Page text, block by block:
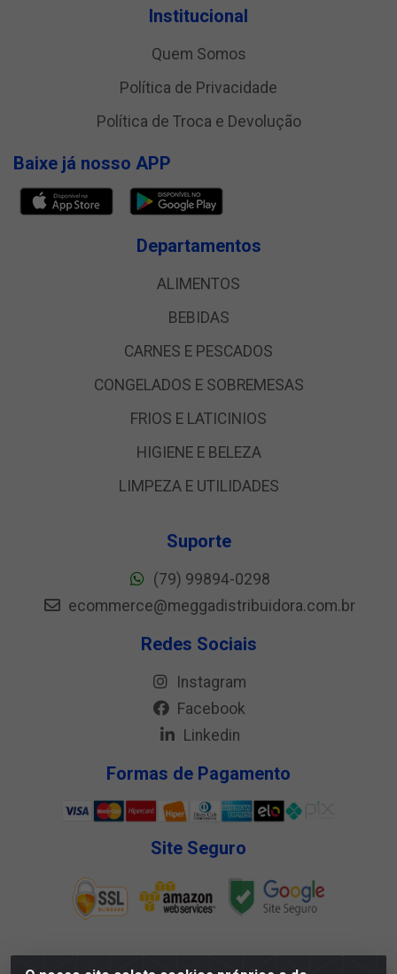
Institucional
Quem Somos
Política de Privacidade
Política de Troca e Devolução
Baixe já nosso APP
Departamentos
ALIMENTOS
BEBIDAS
CARNES E PESCADOS
CONGELADOS E SOBREMESAS
FRIOS E LATICINIOS
HIGIENE E BELEZA
LIMPEZA E UTILIDADES
Suporte
(79) 99894-0298
ecommerce@meggadistribuidora.com.br
Redes Sociais
Instagram
Facebook
Linkedin
Formas de Pagamento
Site Seguro